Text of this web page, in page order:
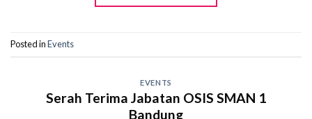
Posted inEvents
EVENTS
Serah Terima Jabatan OSIS SMAN 1
Bandung